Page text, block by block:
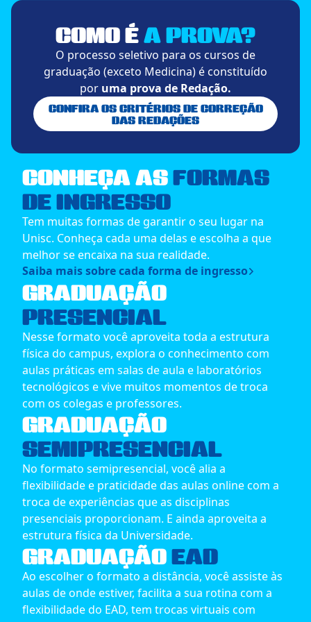
COMO ÉA PROVA?
O processo seletivo para os cursos de
graduação (exceto Medicina) é constituído
por uma prova de Redação.
CONFIRA OS CRITÉRIOS DE CORREÇÃO
DAS REDAÇÕES
CONHEÇA ASFORMAS
DE INGRESSO
Tem muitas formas de garantir o seu lugar na
Unisc. Conheça cada uma delas e escolha a que
melhor se encaixa na sua realidade.
Saiba mais sobre cada forma de ingresso
GRADUAÇÃO
PRESENCIAL
Nesse formato você aproveita toda a estrutura
física do campus, explora o conhecimento com
aulas práticas em salas de aula e laboratórios
tecnológicos e vive muitos momentos de troca
com os colegas e professores.
GRADUAÇÃO
SEMIPRESENCIAL
No formato semipresencial, você alia a
flexibilidade e praticidade das aulas online com a
troca de experiências que as disciplinas
presenciais proporcionam. E ainda aproveita a
estrutura física da Universidade.
GRADUAÇÃOEAD
Ao escolher o formato a distância, você assiste às
aulas de onde estiver, facilita a sua rotina com a
flexibilidade do EAD, tem trocas virtuais com